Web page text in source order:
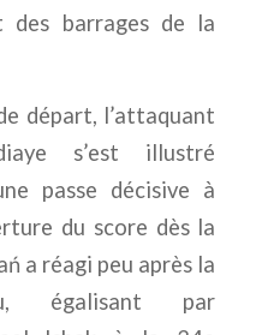
des barrages de la
départ, l’attaquant
s’est illustré
passe décisive à
du score dès la
a réagi peu après la
égalisant par